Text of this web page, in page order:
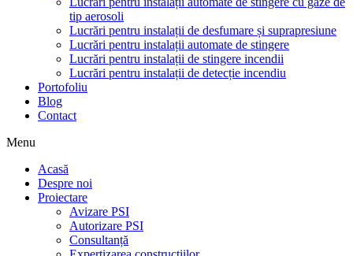
tip aerosoli
Lucrări pentru instalații de desfumare și suprapresiune
Lucrări pentru instalații automate de stingere
Lucrări pentru instalații de stingere incendii
Lucrări pentru instalații de detecție incendiu
Portofoliu
Blog
Contact
Menu
Acasă
Despre noi
Proiectare
Avizare PSI
Autorizare PSI
Consultanță